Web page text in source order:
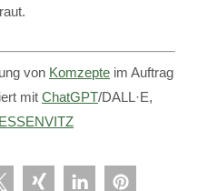
von Komzepte im Auftrag
mit ChatGPT/DALL·E,